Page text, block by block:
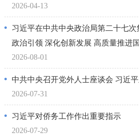
2026-04-13
习近平在中共中央政治局第二十七
政治引领 深化创新发展 高质量推进
2026-08-01
中共中央召开党外人士座谈会 习近
2026-07-31
习近平对侨务工作作出重要指示
2026-07-29